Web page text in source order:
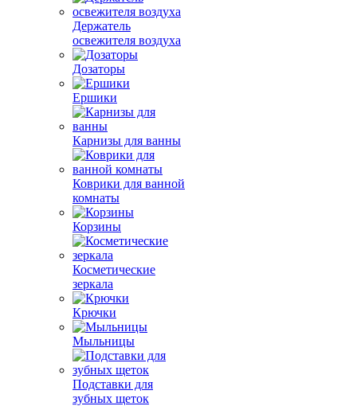
Держатель
освежителя воздуха
Дозаторы
Ершики
Карнизы для ванны
Коврики для ванной
комнаты
Корзины
Косметические
зеркала
Крючки
Мыльницы
Подставки для
зубных щеток